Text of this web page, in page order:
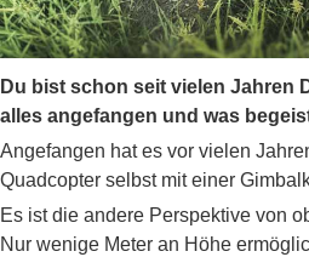
Du bist schon seit vielen Jahren
alles angefangen und was
Angefangen hat es vor vielen
Quadcopter selbst mit einer
Es ist die andere Perspektive von
Nur wenige Meter an Höhe